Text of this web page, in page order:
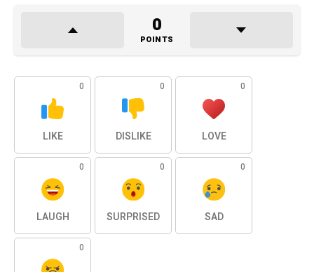
0
POINTS
0
LIKE
0
DISLIKE
0
LOVE
0
LAUGH
0
SURPRISED
0
SAD
0